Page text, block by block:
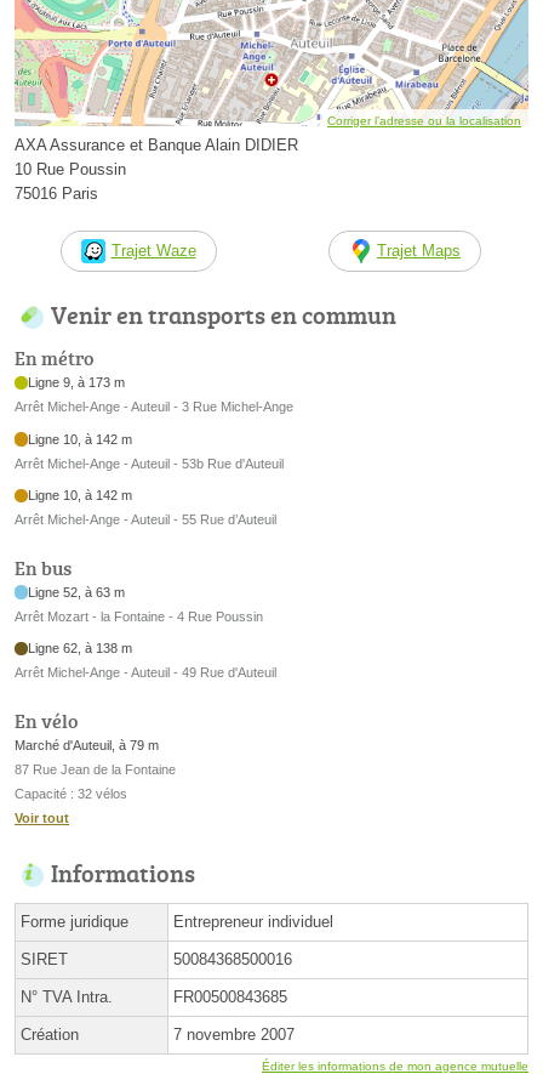
Corriger l’adresse ou la localisation
AXA Assurance et Banque Alain DIDIER
10 Rue Poussin
75016 Paris
Trajet Waze Trajet Maps
Venir en transports en commun
En métro
Ligne 9, à 173 m
Arrêt Michel-Ange - Auteuil - 3 Rue Michel-Ange
Ligne 10, à 142 m
Arrêt Michel-Ange - Auteuil - 53b Rue d'Auteuil
Ligne 10, à 142 m
Arrêt Michel-Ange - Auteuil - 55 Rue d’Auteuil
En bus
Ligne 52, à 63 m
Arrêt Mozart - la Fontaine - 4 Rue Poussin
Ligne 62, à 138 m
Arrêt Michel-Ange - Auteuil - 49 Rue d'Auteuil
En vélo
Marché d'Auteuil, à 79 m
87 Rue Jean de la Fontaine
Capacité : 32 vélos
Voir tout
Informations
Forme juridique Entrepreneur individuel
SIRET 50084368500016
N° TVA Intra. FR00500843685
Création 7 novembre 2007
Éditer les informations de mon agence mutuelle